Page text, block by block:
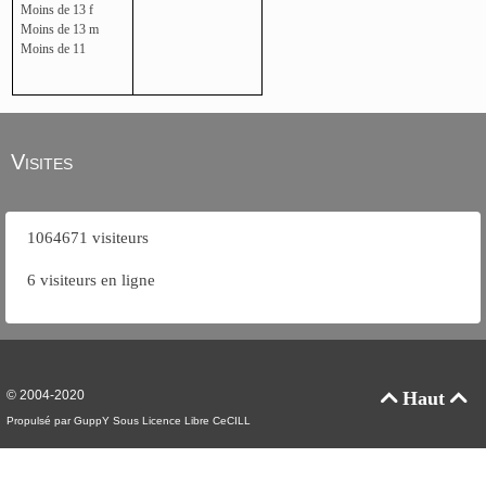
Moins de 13 f
Moins de 13 m
Moins de 11
Visites
1064671 visiteurs
6 visiteurs en ligne
Haut 
© 2004-2020
Propulsé par GuppY Sous Licence Libre CeCILL